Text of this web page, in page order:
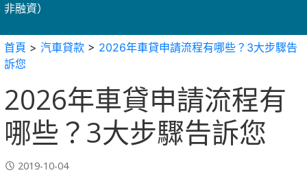
非融資）
首頁 >汽車貸款 > 2026年車貸申請流程有哪些？3大步驟告
訴您
2026年車貸申請流程有
哪些？3大步驟告訴您
2019-10-04